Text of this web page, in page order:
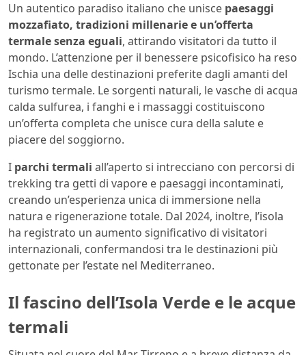
Un autentico paradiso italiano che unisce paesaggi
mozzafiato, tradizioni millenarie e un’offerta
termale senza eguali, attirando visitatori da tutto il
mondo. L’attenzione per il benessere psicofisico ha reso
Ischia una delle destinazioni preferite dagli amanti del
turismo termale. Le sorgenti naturali, le vasche di acqua
calda sulfurea, i fanghi e i massaggi costituiscono
un’offerta completa che unisce cura della salute e
piacere del soggiorno.
I parchi termali all’aperto si intrecciano con percorsi di
trekking tra getti di vapore e paesaggi incontaminati,
creando un’esperienza unica di immersione nella
natura e rigenerazione totale. Dal 2024, inoltre, l’isola
ha registrato un aumento significativo di visitatori
internazionali, confermandosi tra le destinazioni più
gettonate per l’estate nel Mediterraneo.
Il fascino dell’Isola Verde e le acque
termali